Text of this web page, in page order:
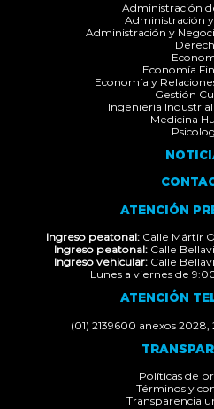
Administración
Administración
Administración y
Economía
Economía y
Gestión
Ingeniería
Medicina
ATENCIÓN
Ingreso peatonal: Calle Mártir
Ingreso peatonal: Calle
Ingreso vehicular: Calle
Lunes a viernes de
ATENCIÓN
(01) 2139600 anexos 2028,
Políticas de
Términos y
Transparencia